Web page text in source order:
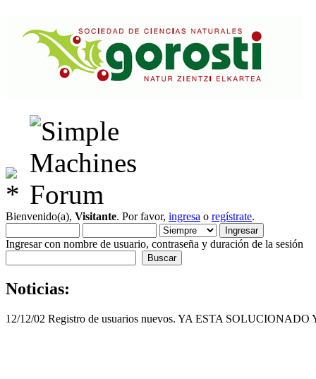
Bienvenido(a), Visitante. Por favor, ingresa o regístrate.
Ingresar con nombre de usuario, contraseña y duración de la sesión
Noticias:
12/12/02 Registro de usuarios nuevos. YA ESTA